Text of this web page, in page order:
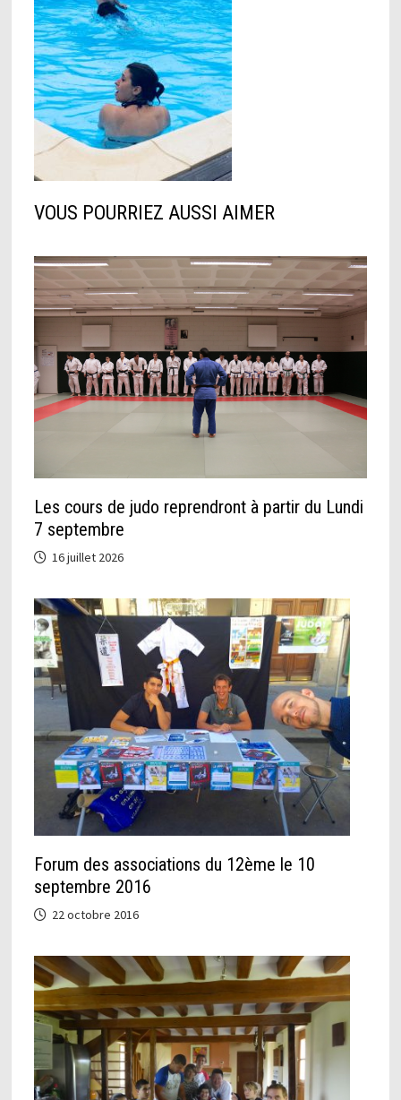
VOUS POURRIEZ AUSSI AIMER
Les cours de judo reprendront à partir du Lundi
7 septembre
16 juillet 2026
Forum des associations du 12ème le 10
septembre 2016
22 octobre 2016